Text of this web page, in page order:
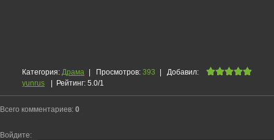
Категория: Драма | Просмотров: 393 | Добавил:
yunrus
| Рейтинг: 5.0/1
Всего комментариев: 0
Войдите: